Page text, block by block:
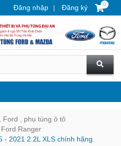
Đăng nhập Đăng ký 0
Ford , phụ tùng ô tô
Ranger
- 2021 2.2L XLS chính hãng